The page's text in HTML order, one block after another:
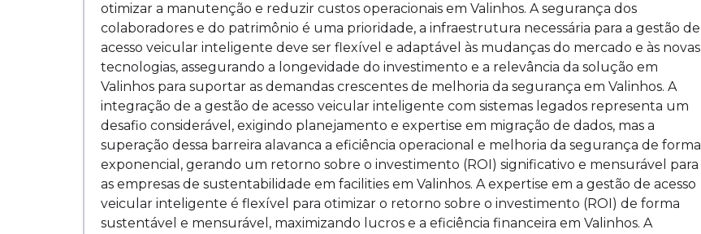
otimizar a manutenção e reduzir custos operacionais em Valinhos. A segurança dos
colaboradores e do patrimônio é uma prioridade, a infraestrutura necessária para a gestão de
acesso veicular inteligente deve ser flexível e adaptável às mudanças do mercado e às novas
tecnologias, assegurando a longevidade do investimento e a relevância da solução em
Valinhos para suportar as demandas crescentes de melhoria da segurança em Valinhos. A
integração de a gestão de acesso veicular inteligente com sistemas legados representa um
desafio considerável, exigindo planejamento e expertise em migração de dados, mas a
superação dessa barreira alavanca a eficiência operacional e melhoria da segurança de forma
exponencial, gerando um retorno sobre o investimento (ROI) significativo e mensurável para
as empresas de sustentabilidade em facilities em Valinhos. A expertise em a gestão de acesso
veicular inteligente é flexível para otimizar o retorno sobre o investimento (ROI) de forma
sustentável e mensurável, maximizando lucros e a eficiência financeira em Valinhos. A